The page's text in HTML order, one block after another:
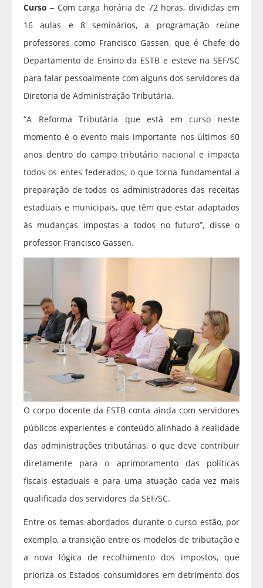
Curso– Com carga horária de 72 horas, divididas em
16 aulas e 8 seminários, a programação reúne
professores como Francisco Gassen, que é Chefe do
Departamento de Ensino da ESTB e esteve na SEF/SC
para falar pessoalmente com alguns dos servidores da
Diretoria de Administração Tributária.
“A Reforma Tributária que está em curso neste
momento é o evento mais importante nos últimos 60
anos dentro do campo tributário nacional e impacta
todos os entes federados, o que torna fundamental a
preparação de todos os administradores das receitas
estaduais e municipais, que têm que estar adaptados
às mudanças impostas a todos no futuro”, disse o
professor Francisco Gassen.
O corpo docente da ESTB conta ainda com servidores
públicos experientes e conteúdo alinhado à realidade
das administrações tributárias, o que deve contribuir
diretamente para o aprimoramento das políticas
fiscais estaduais e para uma atuação cada vez mais
qualificada dos servidores da SEF/SC.
Entre os temas abordados durante o curso estão, por
exemplo, a transição entre os modelos de tributação e
a nova lógica de recolhimento dos impostos, que
prioriza os Estados consumidores em detrimento dos